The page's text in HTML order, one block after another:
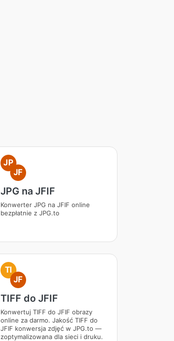
JP
JF
JPG na JFIF
Konwerter JPG na JFIF online
bezpłatnie z JPG.to
TI
JF
TIFF do JFIF
Konwertuj TIFF do JFIF obrazy
online za darmo. Jakość TIFF do
JFIF konwersja zdjęć w JPG.to —
zoptymalizowana dla sieci i druku.